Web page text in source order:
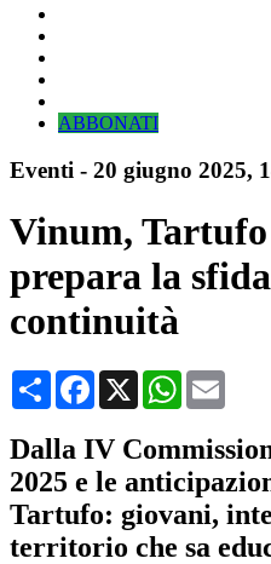
ABBONATI
Eventi - 20 giugno 2025,
Vinum,
prepara la
continuità
CondividiFacebook
X WhatsApp
Dalla IV
2025 e le
Tartufo: giovani,
territorio che sa